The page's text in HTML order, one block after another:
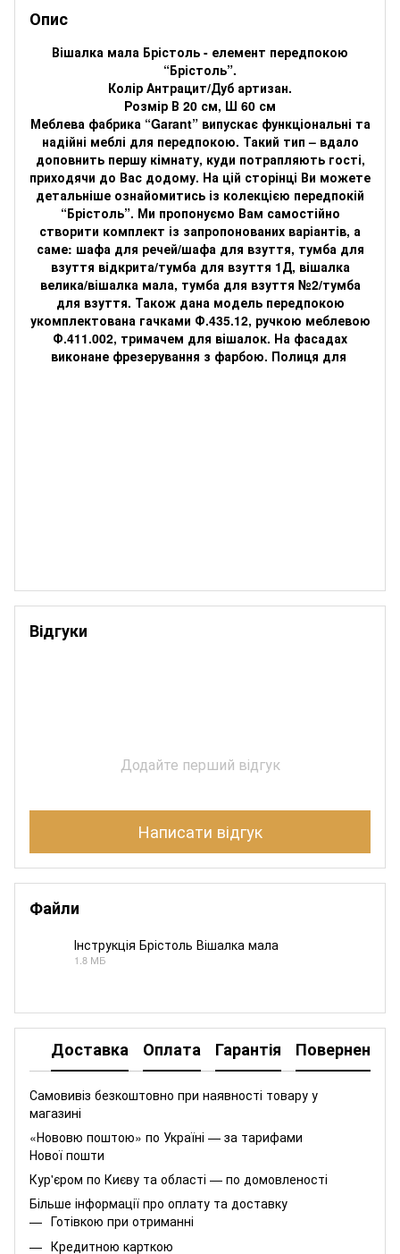
Опис
Вішалка мала Брістоль - елемент передпокою
“Брістоль”.
Колір Антрацит/Дуб артизан.
Розмір В 20 см, Ш 60 см
Меблева фабрика “Garant” випускає функціональні та
надійні меблі для передпокою. Такий тип – вдало
доповнить першу кімнату, куди потрапляють гості,
приходячи до Вас додому. На цій сторінці Ви можете
детальніше ознайомитись із колекцією передпокій
“Брістоль”. Ми пропонуємо Вам самостійно
створити комплект із запропонованих варіантів, а
саме: шафа для речей/шафа для взуття, тумба для
взуття відкрита/тумба для взуття 1Д, вішалка
велика/вішалка мала, тумба для взуття №2/тумба
для взуття. Також дана модель передпокою
укомплектована гачками Ф.435.12, ручкою меблевою
Ф.411.002, тримачем для вішалок. На фасадах
виконане фрезерування з фарбою. Полиця для
Відгуки
Додайте перший відгук
Написати відгук
Файли
Інструкція Брістоль Вішалка мала
1.8 МБ
Доставка Оплата Гарантія Повернення
Самовивіз безкоштовно при наявності товару у
магазині
«Нововю поштою» по Україні — за тарифами
Нової пошти
Кур'єром по Києву та області — по домовленості
Більше інформації про оплату та доставку
Готівкою при отриманні
Кредитною карткою